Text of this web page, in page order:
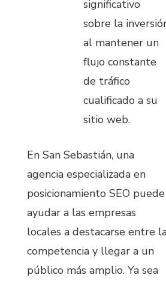
significativo
sobre la
al mantener un
flujo constante
de tráfico
cualificado a su
sitio web.
En San Sebastián, una
agencia especializada en
posicionamiento SEO puede
ayudar a las empresas
locales a destacarse entre
competencia y llegar a un
público más amplio. Ya sea